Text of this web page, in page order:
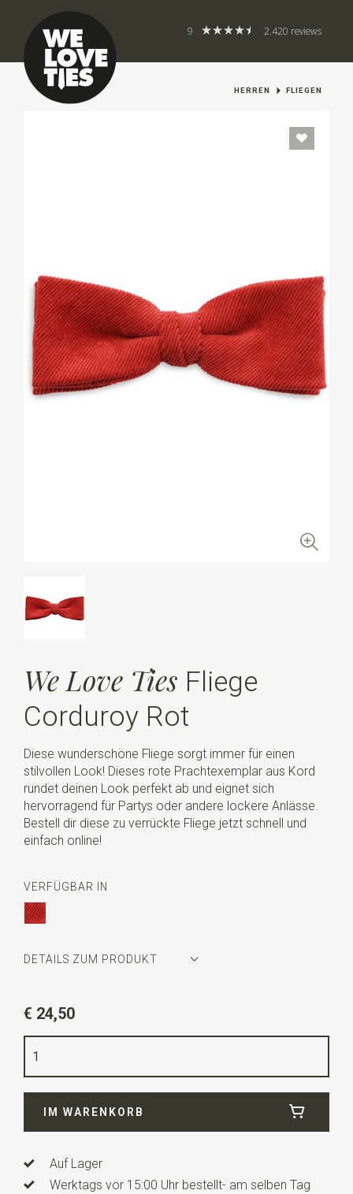
9 2.420 reviews
HERREN FLIEGEN
We Love Ties Fliege
Corduroy Rot
Diese wunderschöne Fliege sorgt immer für einen
stilvollen Look! Dieses rote Prachtexemplar aus Kord
rundet deinen Look perfekt ab und eignet sich
hervorragend für Partys oder andere lockere Anlässe.
Bestell dir diese zu verrückte Fliege jetzt schnell und
einfach online!
VERFÜGBAR IN
DETAILS ZUM PRODUKT
Farbe
Qualität
Elasthan
Länge4,5 cm
€ 24,50
IM WARENKORB
Auf Lager
Werktags vor 15:00 Uhr bestellt- am selben Tag